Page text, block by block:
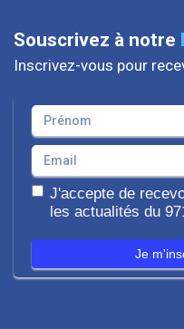
Souscrivez à notre
Inscrivez-vous pour
J'accepte de
les actualités du
Je